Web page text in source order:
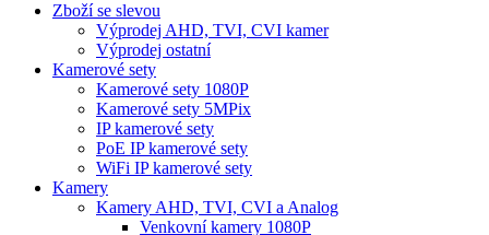
Zboží se slevou
Výprodej AHD, TVI, CVI kamer
Výprodej ostatní
Kamerové sety
Kamerové sety 1080P
Kamerové sety 5MPix
IP kamerové sety
PoE IP kamerové sety
WiFi IP kamerové sety
Kamery
Kamery AHD, TVI, CVI a Analog
Venkovní kamery 1080P